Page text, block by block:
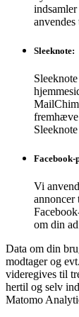
indsamler
anvendes
Sleeknote:
Facebook-
Vi
annoncer
om din
Data om din
modtager og
videregives til
hertil og selv
Matomo